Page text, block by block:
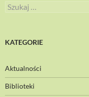
Szukaj:
KATEGORIE
Aktualności
Biblioteki